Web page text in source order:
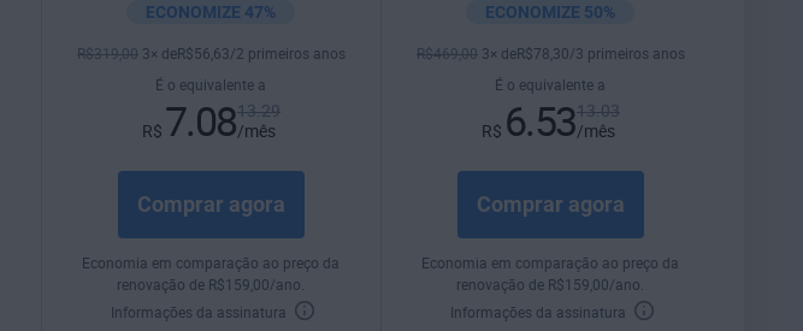
ECONOMIZE 47%
R$319,00 3× deR$56 ,63/2 primeiros anos
É o equivalente a
R$ 7.0813.29
/mês
Comprar agora
Economia em comparação ao preço da
renovação de R$159 ,00/ano.
Informações da assinatura
ECONOMIZE 50%
R$469,00 3× deR$78 ,30/3 primeiros anos
É o equivalente a
R$ 6.5313.03
/mês
Comprar agora
Economia em comparação ao preço da
renovação de R$159 ,00/ano.
Informações da assinatura